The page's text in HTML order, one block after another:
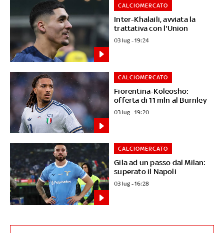
Inter-Khalaili, avviata la
trattativa con l'Union
CALCIOMERCATO
03 lug - 19:24
Fiorentina-Koleosho:
offerta di 11 mln al Burnley
CALCIOMERCATO
03 lug - 19:20
Gila ad un passo dal Milan:
superato il Napoli
CALCIOMERCATO
03 lug - 16:28